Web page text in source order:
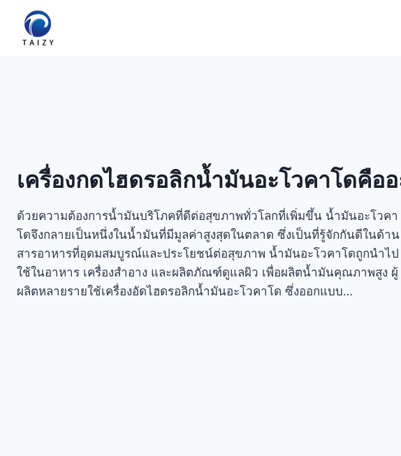
content
เครื่องกดไฮดรอลิกน้ำมันอะโวคาโดคืออ
ด้วยความต้องการน้ำมันบริโภคที่ดีต่อสุขภาพทั่วโลกที่เพิ่มขึ้น น้ำมันอะโวคา
โดจึงกลายเป็นหนึ่งในน้ำมันที่มีมูลค่าสูงสุดในตลาด ซึ่งเป็นที่รู้จักกันดีในด้าน
สารอาหารที่อุดมสมบูรณ์และประโยชน์ต่อสุขภาพ น้ำมันอะโวคาโดถูกนำไป
ใช้ในอาหาร เครื่องสำอาง และผลิตภัณฑ์ดูแลผิว เพื่อผลิตน้ำมันคุณภาพสูง ผู้
ผลิตหลายรายใช้เครื่องอัดไฮดรอลิกน้ำมันอะโวคาโด ซึ่งออกแบบ…